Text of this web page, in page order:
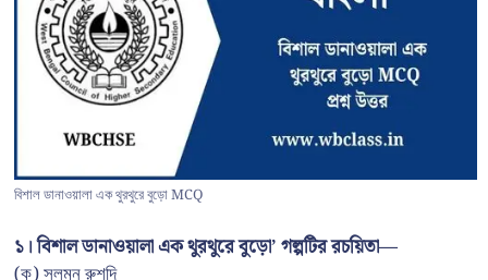
বিশাল ডানাওয়ালা এক থুরথুরে বুড়ো MCQ
১। বিশাল ডানাওয়ালা এক থুরথুরে বুড়ো’ গল্পটির রচয়িতা—